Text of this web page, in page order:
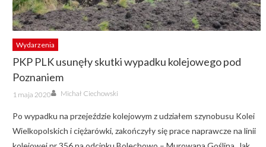
Wydarzenia
PKP PLK usunęły skutki wypadku kolejowego pod
Poznaniem
Posted
on
1 maja 2020 Author
Michał Ciechowski
Po wypadku na przejeździe kolejowym z udziałem szynobusu Kolei
Wielkopolskich i ciężarówki, zakończyły się prace naprawcze na linii